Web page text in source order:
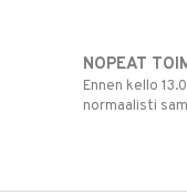
NOPEAT
Ennen kello
normaalisti